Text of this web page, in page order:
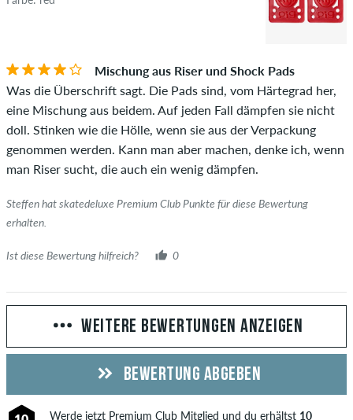
Mischung aus Riser und Shock Pads
Was die Überschrift sagt. Die Pads sind, vom Härtegrad her,
eine Mischung aus beidem. Auf jeden Fall dämpfen sie nicht
doll. Stinken wie die Hölle, wenn sie aus der Verpackung
genommen werden. Kann man aber machen, denke ich, wenn
man Riser sucht, die auch ein wenig dämpfen.
Steffen hat skatedeluxe Premium Club Punkte für diese Bewertung
erhalten.
Ist diese Bewertung hilfreich? 0
WEITERE BEWERTUNGEN ANZEIGEN
BEWERTUNG ABGEBEN
Werde jetzt Premium ClubMitglied und du erhältst 10